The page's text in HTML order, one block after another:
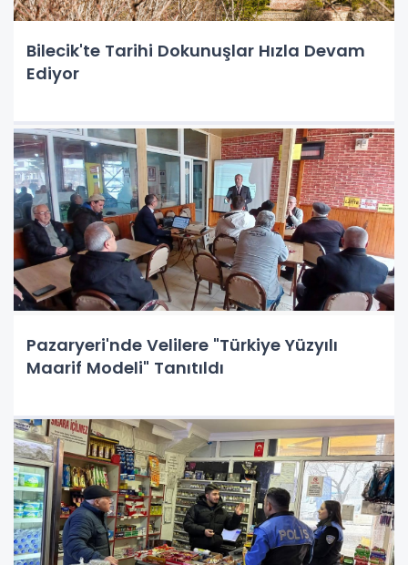
Bilecik'te Tarihi Dokunuşlar Hızla Devam
Ediyor
Pazaryeri'nde Velilere "Türkiye Yüzyılı
Maarif Modeli" Tanıtıldı